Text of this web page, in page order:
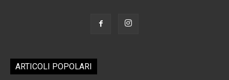
ARTICOLI POPOLARI